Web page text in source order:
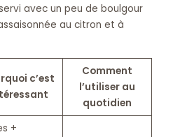
avec un peu de boulgour
au citron et à
c’est
Comment
l’utiliser au
quotidien
+